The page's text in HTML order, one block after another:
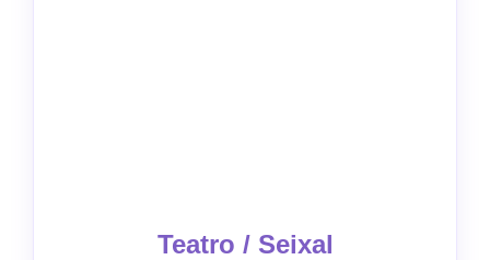
Teatro / Seixal